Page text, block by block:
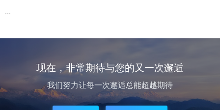
...
现在，非常期待与您的又一次邂逅
我们努力让每一次邂逅总能超越期待